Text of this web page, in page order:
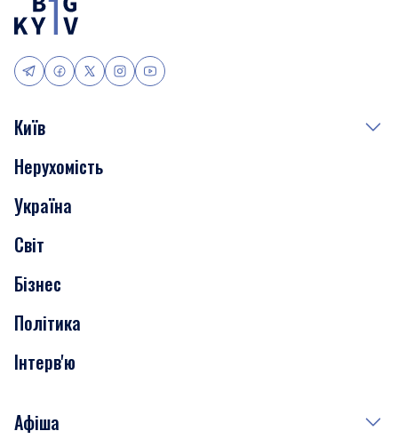
Київ
Події
Скандали
Нерухомість
Транспорт
Нерухомість
Україна
Світ
Бізнес
Політика
Інтерв'ю
Афіша